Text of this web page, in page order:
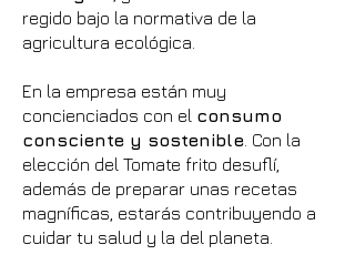
regido bajo la normativa de la
agricultura ecológica.
En la empresa están muy
concienciados con el consumo
consciente y sostenible . Con la
elección del Tomate frito desuflí,
además de preparar unas recetas
magníficas, estarás contribuyendo a
cuidar tu salud y la del planeta.